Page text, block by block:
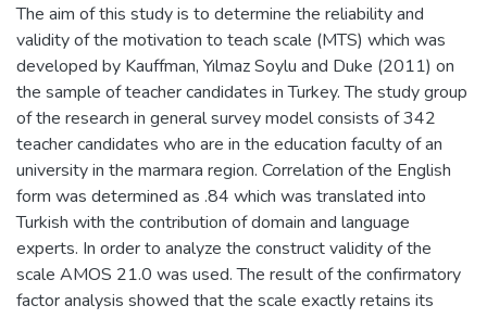
The aim of this study is to determine the reliability and
validity of the motivation to teach scale (MTS) which was
developed by Kauffman, Yılmaz Soylu and Duke (2011) on
the sample of teacher candidates in Turkey. The study group
of the research in general survey model consists of 342
teacher candidates who are in the education faculty of an
university in the marmara region. Correlation of the English
form was determined as .84 which was translated into
Turkish with the contribution of domain and language
experts. In order to analyze the construct validity of the
scale AMOS 21.0 was used. The result of the confirmatory
factor analysis showed that the scale exactly retains its